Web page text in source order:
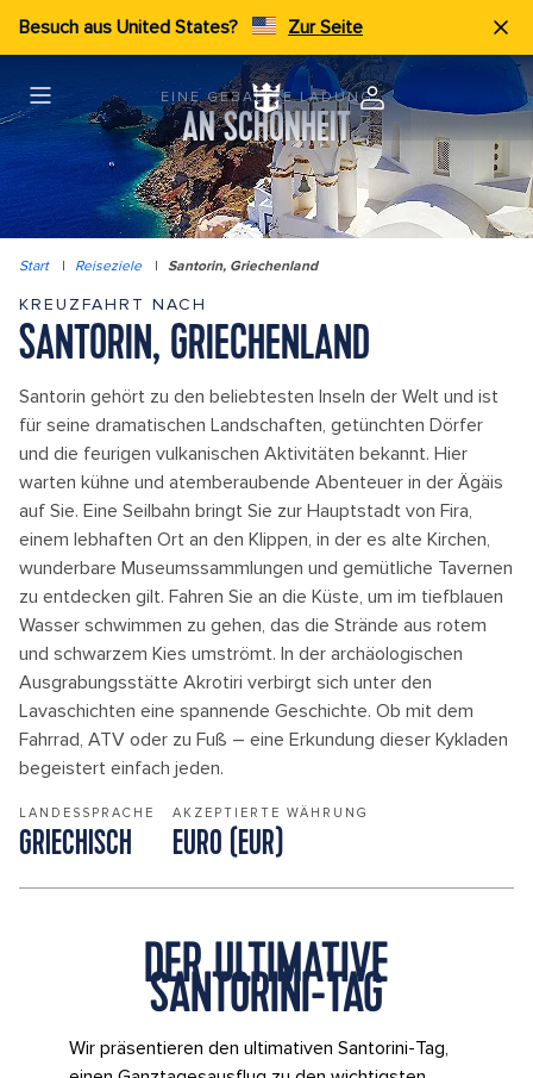
Besuch aus United States? Zur Seite
EINE GEBALLTE LADUNG
AN SCHÖNHEIT
Start | Reiseziele | Santorin, Griechenland
KREUZFAHRT NACH
SANTORIN, GRIECHENLAND
Santorin gehört zu den beliebtesten Inseln der Welt und ist
für seine dramatischen Landschaften, getünchten Dörfer
und die feurigen vulkanischen Aktivitäten bekannt. Hier
warten kühne und atemberaubende Abenteuer in der Ägäis
auf Sie. Eine Seilbahn bringt Sie zur Hauptstadt von Fira,
einem lebhaften Ort an den Klippen, in der es alte Kirchen,
wunderbare Museumssammlungen und gemütliche Tavernen
zu entdecken gilt. Fahren Sie an die Küste, um im tiefblauen
Wasser schwimmen zu gehen, das die Strände aus rotem
und schwarzem Kies umströmt. In der archäologischen
Ausgrabungsstätte Akrotiri verbirgt sich unter den
Lavaschichten eine spannende Geschichte. Ob mit dem
Fahrrad, ATV oder zu Fuß – eine Erkundung dieser Kykladen
begeistert einfach jeden.
LANDESSPRACHE
GRIECHISCH
AKZEPTIERTE WÄHRUNG
EURO (EUR)
DER ULTIMATIVE
SANTORINI-TAG
Wir präsentieren den ultimativen Santorini-Tag,